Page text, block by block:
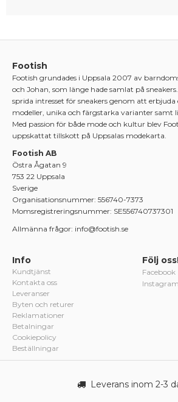
Footish
Footish grundades i Uppsala 2007 av
och Johan, som länge hade samlat på
sprida intresset för sneakers genom att erbjuda
modeller, unika och färgstarka varianter samt
Med passion för både mode och kultur blev
uppskattat tillskott på Uppsalas modekarta.
Footish AB
Östra Ågatan 9
753 22 Uppsala
Sverige
Organisationsnummer: 556740-7373
Momsregistreringsnummer: SE556740737301
Allmänna frågor: info@footish.se
Info
Kundtjänst
Kontakta oss
Leveranser
Byten och returer
Reklamationer
Betalningar
Cookiepolicy
Beställningar
Följ
Facebook
Instagram
Leverans inom 2-3